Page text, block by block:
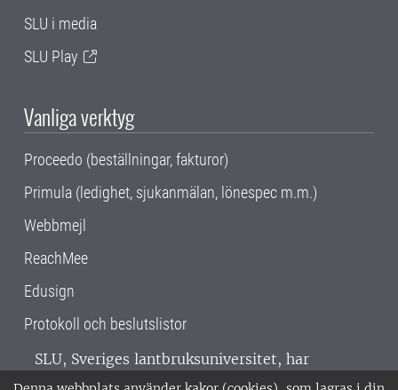
SLU i media
SLU Play
Vanliga verktyg
Proceedo (beställningar, fakturor)
Primula (ledighet, sjukanmälan, lönespec m.m.)
Webbmejl
ReachMee
Edusign
Protokoll och beslutslistor
SLU, Sveriges lantbruksuniversitet, har
verksamhet över hela Sverige. Huvudorter är